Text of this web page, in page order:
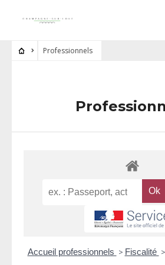
Professionnels
Accueil professionnels > Fiscalité >